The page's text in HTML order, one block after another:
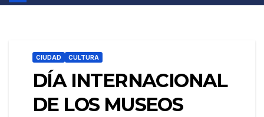
CIUDAD CULTURA
DÍA INTERNACIONAL
DE LOS MUSEOS